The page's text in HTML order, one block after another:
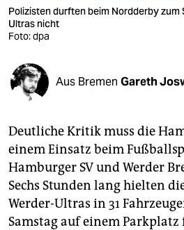
verlag
veranstaltungen
shop
fragen & hilfe
abo
genossenschaft
epaper login
Polizisten durften beim Nordderby zum
Ultras nicht
Foto: dpa
Aus Bremen Gareth
Deutliche Kritik muss die
einem Einsatz beim
Hamburger SV und Werder
Sechs Stunden lang hielten
Werder-Ultras in 31
Samstag auf einem Parkplatz